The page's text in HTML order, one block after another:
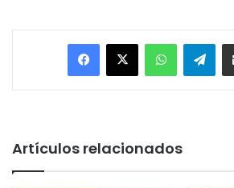
Facebook
X WhatsApp
Artículos relacionados